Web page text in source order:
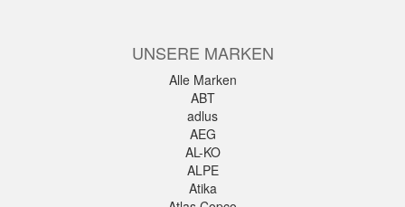
UNSERE MARKEN
Alle Marken
ABT
adlus
AEG
AL-KO
ALPE
Atika